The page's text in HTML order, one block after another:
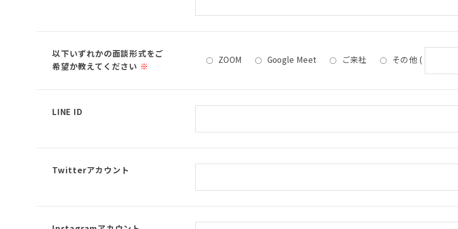
以下いずれかの面談形式をご
希望か教えてください ※
ZOOM Google Meet ご来社 その他 (
LINE ID
Twitterアカウント